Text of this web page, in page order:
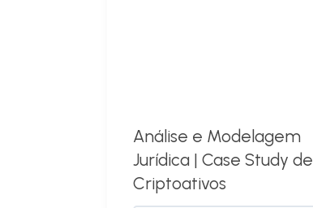
Análise e Modelagem
Jurídica | Case Study de
Criptoativos